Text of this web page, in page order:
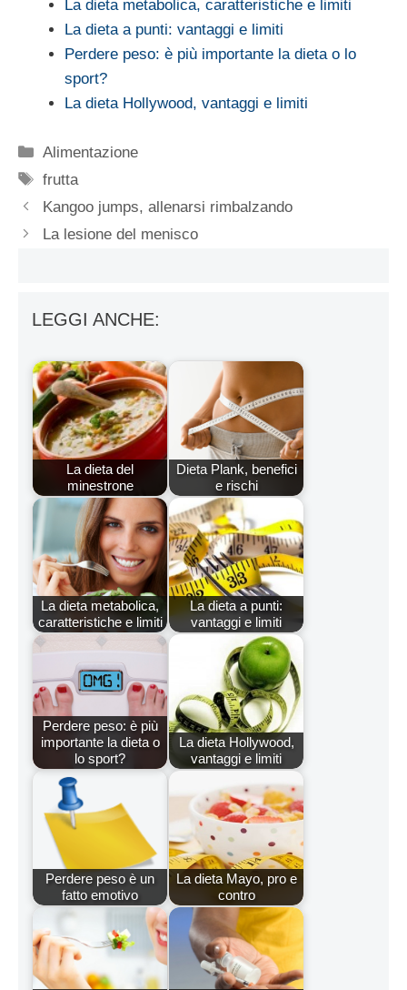
La dieta metabolica, caratteristiche e limiti
La dieta a punti: vantaggi e limiti
Perdere peso: è più importante la dieta o lo
sport?
La dieta Hollywood, vantaggi e limiti
Categorie
Alimentazione
Tag
frutta
Kangoo jumps, allenarsi rimbalzando
La lesione del menisco
LEGGI ANCHE:
La dieta del
minestrone
Dieta Plank, benefici
e rischi
La dieta metabolica,
caratteristiche e limiti
La dieta a punti:
vantaggi e limiti
Perdere peso: è più
importante la dieta o
lo sport?
La dieta Hollywood,
vantaggi e limiti
Perdere peso è un
fatto emotivo
La dieta Mayo, pro e
contro